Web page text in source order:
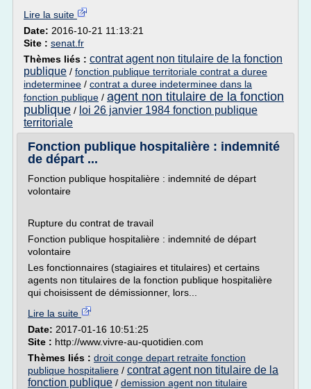
Lire la suite
Date: 2016-10-21 11:13:21
Site : senat.fr
Thèmes liés : contrat agent non titulaire de la fonction
publique / fonction publique territoriale contrat a duree
indeterminee / contrat a duree indeterminee dans la
fonction publique / agent non titulaire de la fonction
publique / loi 26 janvier 1984 fonction publique
territoriale
Fonction publique hospitalière : indemnité
de départ ...
Fonction publique hospitalière : indemnité de départ
volontaire
Rupture du contrat de travail
Fonction publique hospitalière : indemnité de départ
volontaire
Les fonctionnaires (stagiaires et titulaires) et certains
agents non titulaires de la fonction publique hospitalière
qui choisissent de démissionner, lors...
Lire la suite
Date: 2017-01-16 10:51:25
Site : http://www.vivre-au-quotidien.com
Thèmes liés : droit conge depart retraite fonction
publique hospitaliere / contrat agent non titulaire de la
fonction publique / demission agent non titulaire